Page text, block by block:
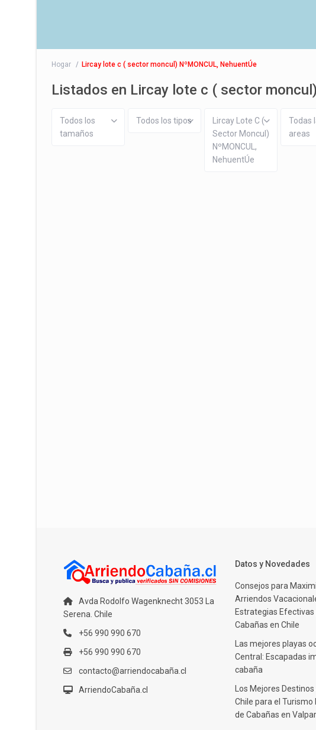
Hogar Lircay lote c ( sector moncul) NºMONCUL, NehuentÚe
Listados en Lircay lote c ( sector
Todos los
tamaños
Todos los tipos
Lircay Lote C (
Sector Moncul)
NºMONCUL,
NehuentÚe
Todas
areas
Avda Rodolfo Wagenknecht 3053 La
Serena. Chile
+56 990 990 670
+56 990 990 670
contacto@arriendocabaña.cl
ArriendoCabaña.cl
Datos y Novedades
Consejos para
Arriendos
Estrategias Efectivas
Cabañas en Chile
Las mejores playas
Central: Escapadas
cabaña
Los Mejores
Chile para el Turismo
de Cabañas en